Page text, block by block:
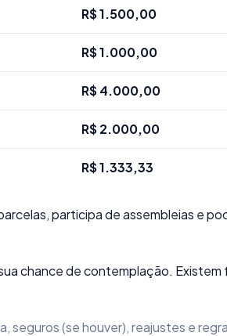
R$ 1.500,00
R$ 1.000,00
R$ 4.000,00
R$ 2.000,00
R$ 1.333,33
participa de assembleias e
chance de contemplação.
(se houver), reajustes e